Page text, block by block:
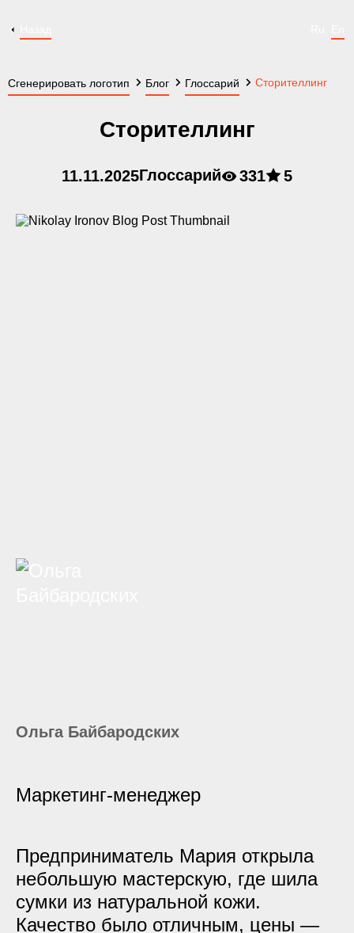
Сгенерировать логотип Блог Глоссарий Сторителлинг
Сторителлинг
11.11.2025Глоссарий 331 5
Ольга Байбародских
Маркетинг-менеджер
Предприниматель Мария открыла
небольшую мастерскую, где шила
сумки из натуральной кожи.
Качество было отличным, цены —